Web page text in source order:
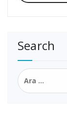
Search
Arama: